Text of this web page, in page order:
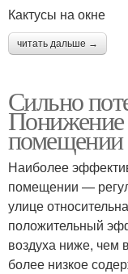
Кактусы на окне
читать дальше →
Сильно
Понижение
помещении
Наиболее
помещении —
улице
положительный
воздуха ниже, чем
более низкое